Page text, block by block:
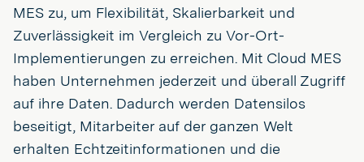
MES zu, um Flexibilität, Skalierbarkeit und
Zuverlässigkeit im Vergleich zu Vor-Ort-
Implementierungen zu erreichen. Mit Cloud MES
haben Unternehmen jederzeit und überall Zugriff
auf ihre Daten. Dadurch werden Datensilos
beseitigt, Mitarbeiter auf der ganzen Welt
erhalten Echtzeitinformationen und die